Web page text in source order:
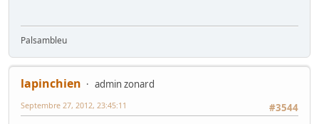
Palsambleu
lapinchien
admin zonard
#3544
Septembre 27, 2012, 23:45:11